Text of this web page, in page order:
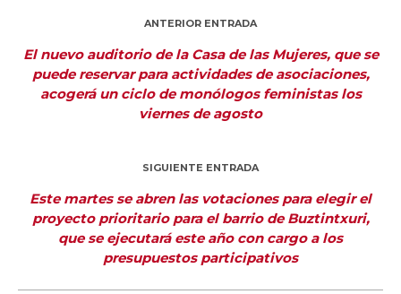
ANTERIOR ENTRADA
El nuevo auditorio de la Casa de las Mujeres, que se
puede reservar para actividades de asociaciones,
acogerá un ciclo de monólogos feministas los
viernes de agosto
SIGUIENTE ENTRADA
Este martes se abren las votaciones para elegir el
proyecto prioritario para el barrio de Buztintxuri,
que se ejecutará este año con cargo a los
presupuestos participativos